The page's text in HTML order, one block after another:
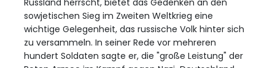
sowjetischen Sieg im Zweiten Weltkrieg eine
wichtige Gelegenheit, das russische Volk hinter sich
zu versammeln. In seiner Rede vor mehreren
hundert Soldaten sagte er, die "große Leistung" der